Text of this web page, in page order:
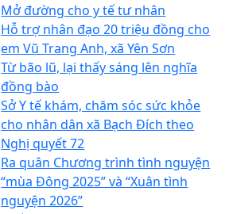
Mở đường cho y tế tư nhân
Hỗ trợ nhân đạo 20 triệu đồng cho
em Vũ Trang Anh, xã Yên Sơn
Từ bão lũ, lại thấy sáng lên nghĩa
đồng bào
Sở Y tế khám, chăm sóc sức khỏe
cho nhân dân xã Bạch Đích theo
Nghị quyết 72
Ra quân Chương trình tình nguyện
“mùa Đông 2025” và “Xuân tình
nguyện 2026”